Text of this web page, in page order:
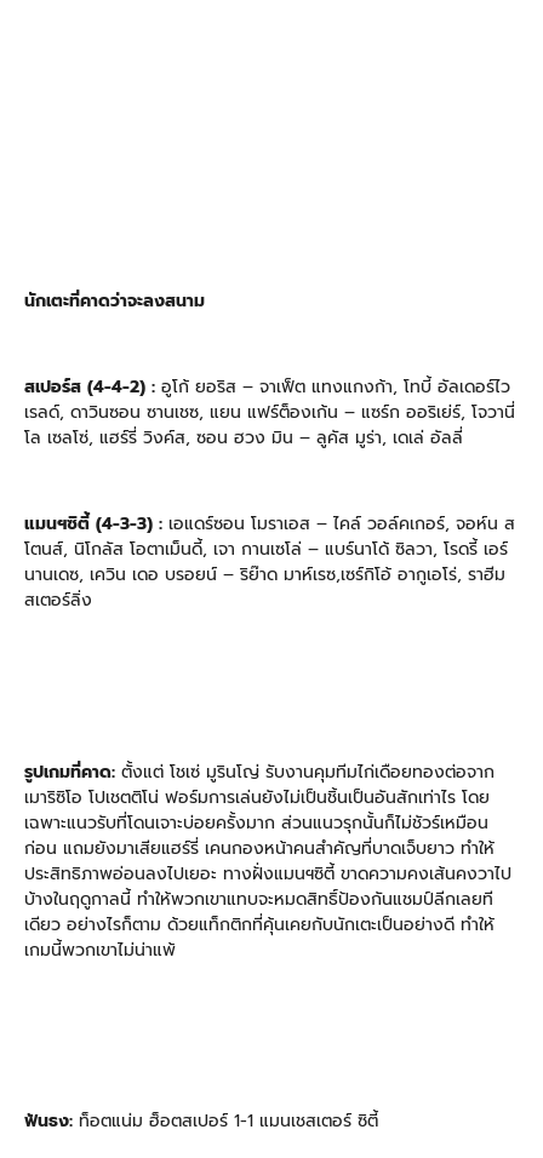
นักเตะที่คาดว่าจะลงสนาม
สเปอร์ส (4-4-2) : อูโก้ ยอริส – จาเฟ็ต แทงแกงก้า, โทบี้ อัลเดอร์ไว
เรลด์, ดาวินซอน ซานเชซ, แยน แฟร์ต็องเก้น – แซร์ก ออริเย่ร์, โจวานี่
โล เซลโซ่, แฮร์รี่ วิงค์ส, ซอน ฮวง มิน – ลูคัส มูร่า, เดเล่ อัลลี่
แมนฯซิตี้ (4-3-3) : เอแดร์ซอน โมราเอส – ไคล์ วอล์คเกอร์, จอห์น ส
โตนส์, นิโกลัส โอตาเม็นดี้, เจา กานเซโล่ – แบร์นาโด้ ซิลวา, โรดรี้ เอร์
นานเดซ, เควิน เดอ บรอยน์ – ริย๊าด มาห์เรซ,เซร์กิโอ้ อากูเอโร่, ราฮีม
สเตอร์ลิ่ง
รูปเกมที่คาด: ตั้งแต่ โชเซ่ มูรินโญ่ รับงานคุมทีมไก่เดือยทองต่อจาก
เมาริซิโอ โปเชตติโน่ ฟอร์มการเล่นยังไม่เป็นชิ้นเป็นอันสักเท่าไร โดย
เฉพาะแนวรับที่โดนเจาะบ่อยครั้งมาก ส่วนแนวรุกนั้นก็ไม่ชัวร์เหมือน
ก่อน แถมยังมาเสียแฮร์รี่ เคนกองหน้าคนสำคัญที่บาดเจ็บยาว ทำให้
ประสิทธิภาพอ่อนลงไปเยอะ ทางฝั่งแมนฯซิตี้ ขาดความคงเส้นคงวาไป
บ้างในฤดูกาลนี้ ทำให้พวกเขาแทบจะหมดสิทธิ์ป้องกันแชมป์ลีกเลยที
เดียว อย่างไรก็ตาม ด้วยแท็กติกที่คุ้นเคยกับนักเตะเป็นอย่างดี ทำให้
เกมนี้พวกเขาไม่น่าแพ้
ฟันธง: ท็อตแน่ม ฮ็อตสเปอร์ 1-1 แมนเชสเตอร์ ซิตี้